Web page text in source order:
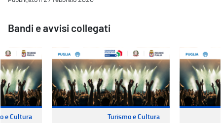
Bandi e avvisi collegati
e Cultura
Turismo e Cultura